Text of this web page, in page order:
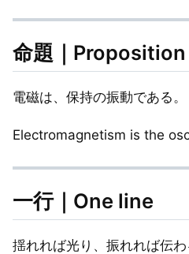
命題｜Proposition
電磁は、保持の振動である。
Electromagnetism is the
一行｜One line
揺れれば光り、振れれば伝わ